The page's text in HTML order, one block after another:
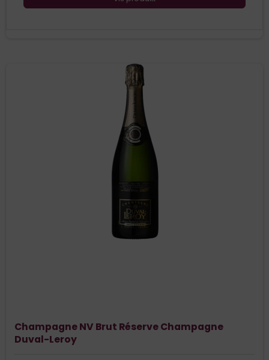
Champagne NV Brut Réserve Champagne
Duval-Leroy